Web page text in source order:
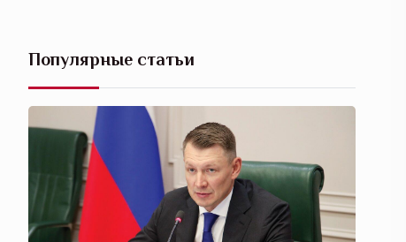
Популярные статьи